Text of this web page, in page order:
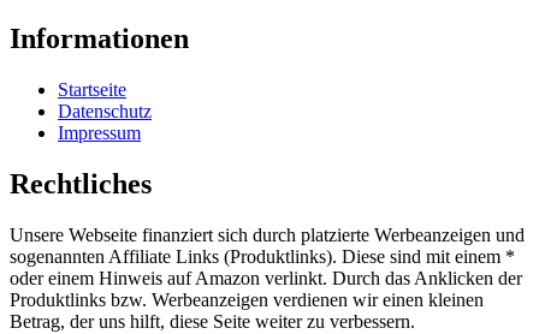
Informationen
Startseite
Datenschutz
Impressum
Rechtliches
Unsere Webseite finanziert sich durch platzierte Werbeanzeigen und
sogenannten Affiliate Links (Produktlinks). Diese sind mit einem *
oder einem Hinweis auf Amazon verlinkt. Durch das Anklicken der
Produktlinks bzw. Werbeanzeigen verdienen wir einen kleinen
Betrag, der uns hilft, diese Seite weiter zu verbessern.